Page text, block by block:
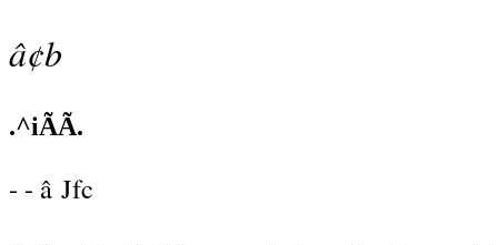
â¢b
.^iÃÃ.
- - â Jfc